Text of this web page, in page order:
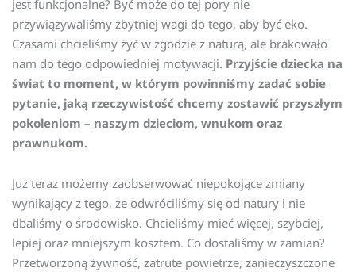
jest funkcjonalne? Być może do tej pory nie
przywiązywaliśmy zbytniej wagi do tego, aby być eko.
Czasami chcieliśmy żyć w zgodzie z naturą, ale brakowało
nam do tego odpowiedniej motywacji. Przyjście dziecka na
świat to moment, w którym powinniśmy zadać sobie
pytanie, jaką rzeczywistość chcemy zostawić przyszłym
pokoleniom – naszym dzieciom, wnukom oraz
prawnukom.
Już teraz możemy zaobserwować niepokojące zmiany
wynikający z tego, że odwróciliśmy się od natury i nie
dbaliśmy o środowisko. Chcieliśmy mieć więcej, szybciej,
lepiej oraz mniejszym kosztem. Co dostaliśmy w zamian?
Przetworzoną żywność, zatrute powietrze, zanieczyszczone